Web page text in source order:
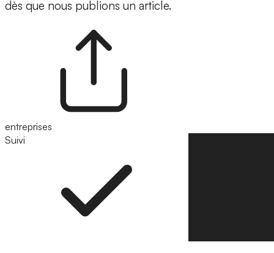
dès que nous publions un article.
entreprises
Suivi